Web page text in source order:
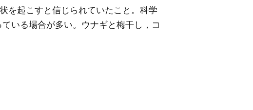
を起こすと信じられていたこと。科学
いる場合が多い。ウナギと梅干し，コ